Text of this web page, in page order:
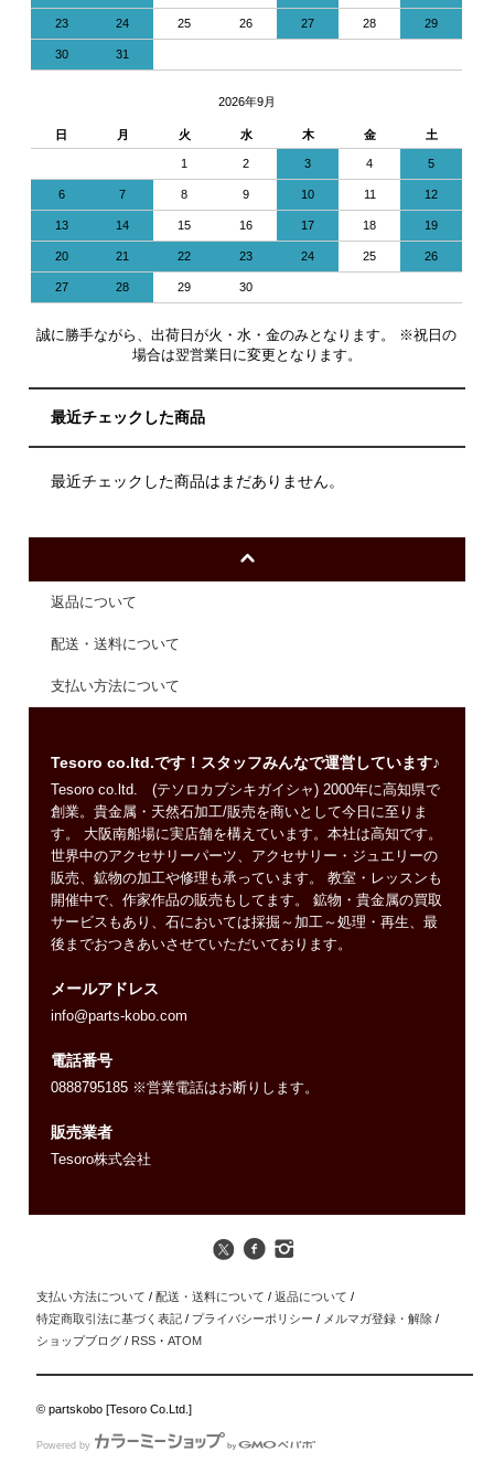
23 24 25 26 27 28 29
30 31
2026年9月
日 月 火 水 木 金 土
1 2 3 4 5
6 7 8 9 10 11 12
13 14 15 16 17 18 19
20 21 22 23 24 25 26
27 28 29 30
誠に勝手ながら、出荷日が火・水・金のみとなります。 ※祝日の
場合は翌営業日に変更となります。
最近チェックした商品
最近チェックした商品はまだありません。
返品について
配送・送料について
支払い方法について
Tesoro co.ltd.です！スタッフみんなで運営しています♪
Tesoro co.ltd. (テソロカブシキガイシャ) 2000年に高知県で
創業。貴金属・天然石加工/販売を商いとして今日に至りま
す。 大阪南船場に実店舗を構えています。本社は高知です。
世界中のアクセサリーパーツ、アクセサリー・ジュエリーの
販売、鉱物の加工や修理も承っています。 教室・レッスンも
開催中で、作家作品の販売もしてます。 鉱物・貴金属の買取
サービスもあり、石においては採掘～加工～処理・再生、最
後までおつきあいさせていただいております。
メールアドレス
info@parts-kobo.com
電話番号
0888795185 ※営業電話はお断りします。
販売業者
Tesoro株式会社
支払い方法について / 配送・送料について / 返品について /
特定商取引法に基づく表記 / プライバシーポリシー / メルマガ登録・解除 /
ショップブログ / RSS ・ATOM
© partskobo [Tesoro Co.Ltd.]
Powered by